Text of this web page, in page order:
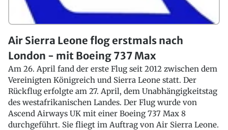
Air Sierra Leone flog erstmals nach
London - mit Boeing 737 Max
Am 26. April fand der erste Flug seit 2012 zwischen dem
Vereinigten Königreich und Sierra Leone statt. Der
Rückflug erfolgte am 27. April, dem Unabhängigkeitstag
des westafrikanischen Landes. Der Flug wurde von
Ascend Airways UK mit einer Boeing 737 Max 8
durchgeführt. Sie fliegt im Auftrag von Air Sierra Leone.